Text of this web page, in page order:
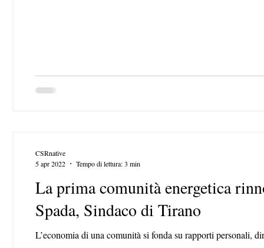
La prima comunità energetica
Spada, Sindaco di Tirano
L’economia di una comunità si fonda su rapporti personali,
CSRnative
5 apr 2022
Tempo di lettura: 3 min